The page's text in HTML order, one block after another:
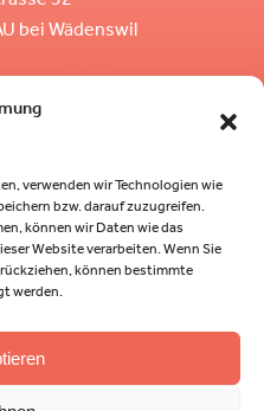
verwenden wir Technologien wie
bzw. darauf zuzugreifen.
können wir Daten wie das
Website verarbeiten. Wenn Sie
können bestimmte
werden.
bei Wädenswil
79
Twitter
by